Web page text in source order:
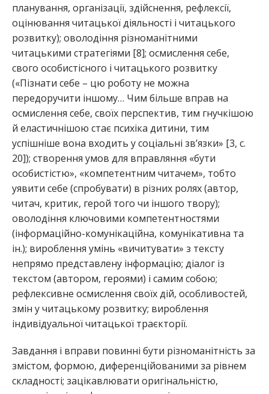
планування, організації, здійснення, рефлексії,
оцінювання читацької діяльності і читацького
розвитку); оволодіння різноманітними
читацькими стратегіями [8]; осмислення себе,
свого особистісного і читацького розвитку
(«Пізнати себе – цю роботу не можна
передоручити іншому… Чим більше вправ на
осмислення себе, своїх перспектив, тим гнучкішою
й еластичнішою стає психіка дитини, тим
успішніше вона входить у соціальні зв’язки» [3, с.
20]); створення умов для вправляння «бути
особистістю», «компетентним читачем», тобто
уявити себе (спробувати) в різних ролях (автор,
читач, критик, герой того чи іншого твору);
оволодіння ключовими компетентностями
(інформаційно-комунікаційна, комунікативна та
ін.); вироблення умінь «вичитувати» з тексту
непрямо представлену інформацію; діалог із
текстом (автором, героями) і самим собою;
рефлексивне осмислення своїх дій, особливостей,
змін у читацькому розвитку; вироблення
індивідуальної читацької траєкторії.
Завдання і вправи повинні бути різноманітність за
змістом, формою, диференційованими за рівнем
складності; зацікавлювати оригінальністю,